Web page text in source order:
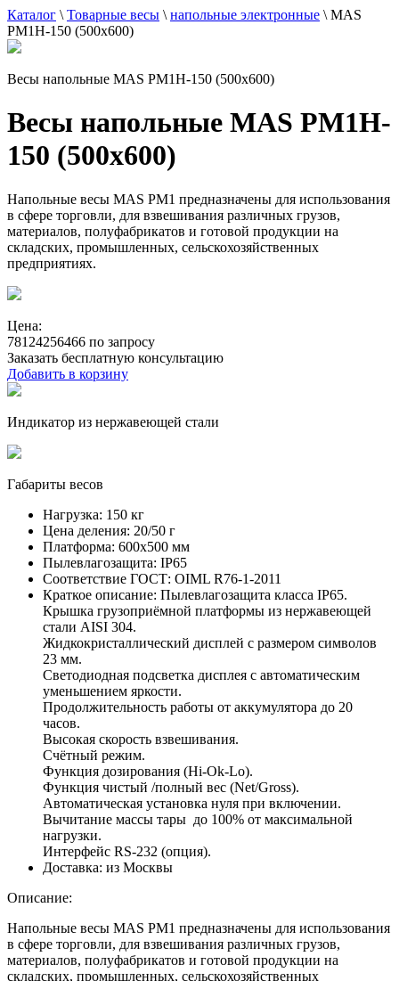
Каталог \ Товарные весы \ напольные электронные \ MAS
PM1H-150 (500x600)
Весы напольные MAS PM1H-150 (500x600)
Весы напольные MAS PM1H-
150 (500x600)
Напольные весы MAS PM1 предназначены для использования
в сфере торговли, для взвешивания различных грузов,
материалов, полуфабрикатов и готовой продукции на
складских, промышленных, сельскохозяйственных
предприятиях.
Цена:
78124256466 по запросу
Заказать бесплатную консультацию
Добавить в корзину
Индикатор из нержавеющей стали
Габариты весов
Нагрузка: 150 кг
Цена деления: 20/50 г
Платформа: 600х500 мм
Пылевлагозащита: IP65
Соответствие ГОСТ: OIML R76-1-2011
Краткое описание: Пылевлагозащита класса IP65.
Крышка грузоприёмной платформы из нержавеющей
стали AISI 304.
Жидкокристаллический дисплей с размером символов
23 мм.
Светодиодная подсветка дисплея с автоматическим
уменьшением яркости.
Продолжительность работы от аккумулятора до 20
часов.
Высокая скорость взвешивания.
Счётный режим.
Функция дозирования (Hi-Ok-Lo).
Функция чистый /полный вес (Net/Gross).
Автоматическая установка нуля при включении.
Вычитание массы тары до 100% от максимальной
нагрузки.
Интерфейс RS-232 (опция).
Доставка: из Москвы
Описание:
Напольные весы MAS PM1 предназначены для использования
в сфере торговли, для взвешивания различных грузов,
материалов, полуфабрикатов и готовой продукции на
складских, промышленных, сельскохозяйственных